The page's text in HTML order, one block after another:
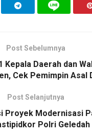
Post Sebelumnya
Kepala Daerah dan
Cek Pemimpin Asal
Post Selanjutnya
Proyek Modernisasi
Polri Geledah